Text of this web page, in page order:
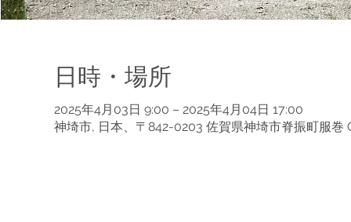
日時・場所
2025年4月03日 9:00 – 2025年4月04日 17:00
神埼市, 日本、〒842-0203 佐賀県神埼市脊振町服巻